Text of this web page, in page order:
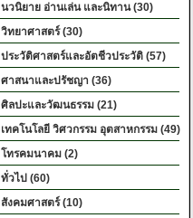
นวนิยาย อ่านเล่น และนิทาน (30)
วิทยาศาสตร์ (30)
ประวัติศาสตร์และอัตชีวประวัติ (57)
ศาสนาและปรัชญา (36)
ศิลปะและวัฒนธรรม (21)
เทคโนโลยี วิศวกรรม อุตสาหกรรม (49)
โทรคมนาคม (2)
ทั่วไป (60)
สังคมศาสตร์ (10)